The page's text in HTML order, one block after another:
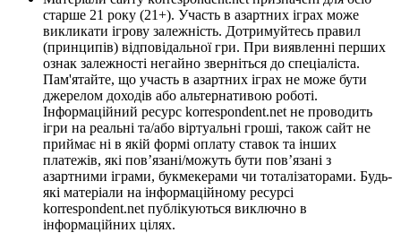
старше 21 року (21+). Участь в азартних іграх може
викликати ігрову залежність. Дотримуйтесь правил
(принципів) відповідальної гри. При виявленні перших
ознак залежності негайно зверніться до спеціаліста.
Пам'ятайте, що участь в азартних іграх не може бути
джерелом доходів або альтернативою роботі.
Інформаційний ресурс korrespondent.net не проводить
ігри на реальні та/або віртуальні гроші, також сайт не
приймає ні в якій формі оплату ставок та інших
платежів, які пов’язані/можуть бути пов’язані з
азартними іграми, букмекерами чи тоталізаторами. Будь-
які матеріали на інформаційному ресурсі
korrespondent.net публікуються виключно в
інформаційних цілях.